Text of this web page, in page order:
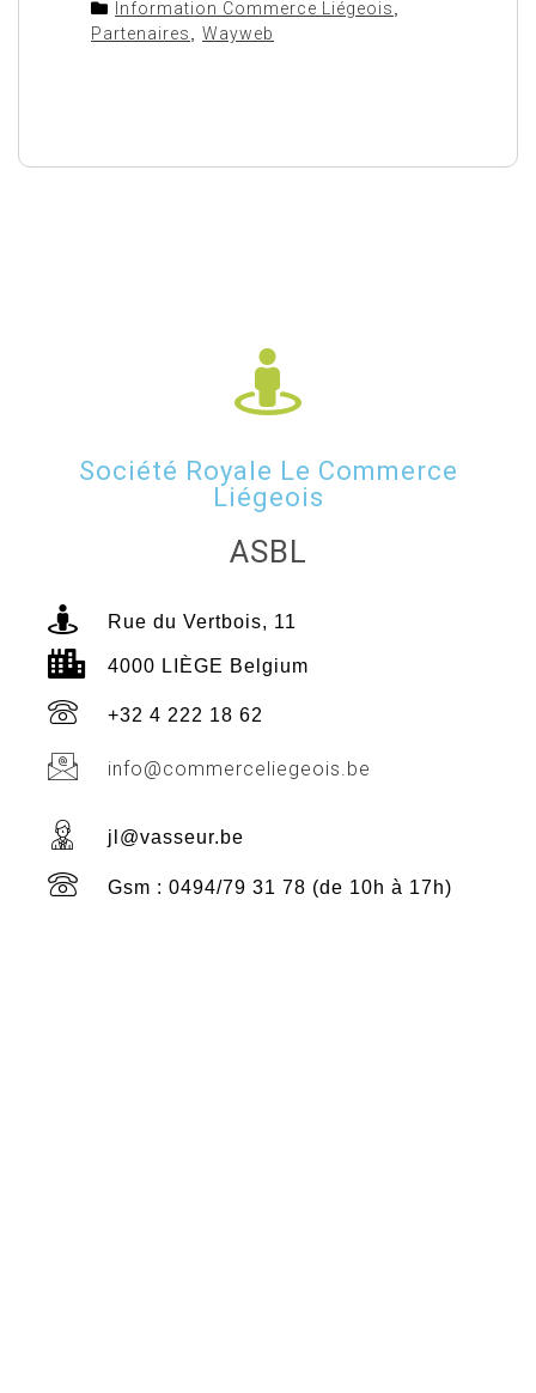
Information Commerce Liégeois
Partenaires
Wayweb
Société Royale Le Commerce
Liégeois
ASBL
Rue du Vertbois, 11
4000 LIÈGE Belgium
+32 4 222 18 62
info@commerceliegeois.be
jl@vasseur.be
Gsm : 0494/79 31 78 (de 10h à 17h)